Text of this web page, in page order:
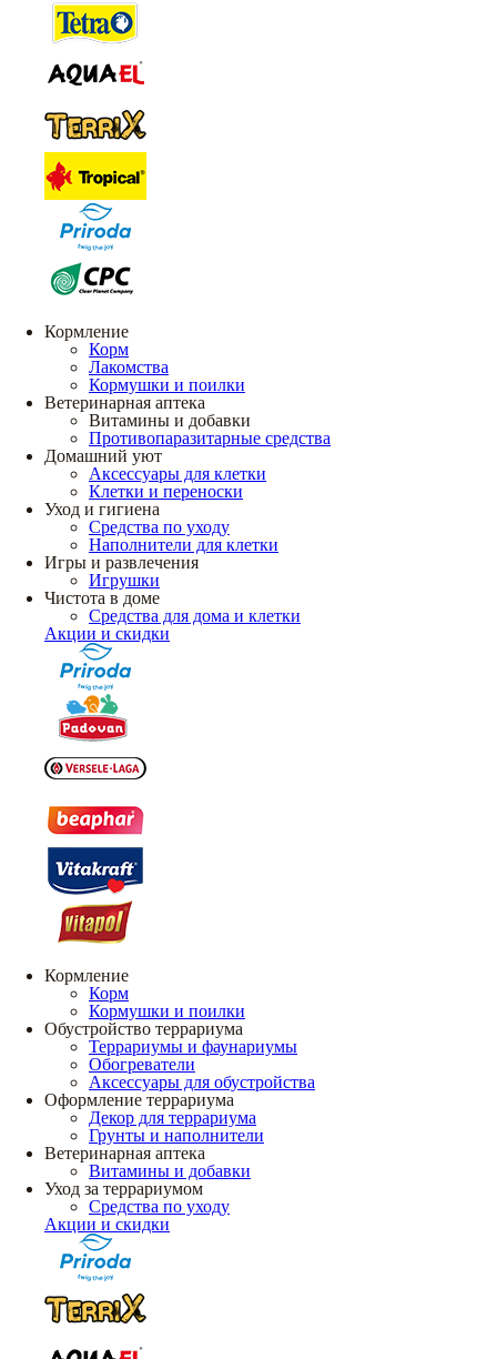
Кормление
Корм
Лакомства
Кормушки и поилки
Ветеринарная аптека
Витамины и добавки
Противопаразитарные средства
Домашний уют
Аксессуары для клетки
Клетки и переноски
Уход и гигиена
Средства по уходу
Наполнители для клетки
Игры и развлечения
Игрушки
Чистота в доме
Средства для дома и клетки
Акции и скидки
Кормление
Корм
Кормушки и поилки
Обустройство террариума
Террариумы и фаунариумы
Обогреватели
Аксессуары для обустройства
Оформление террариума
Декор для террариума
Грунты и наполнители
Ветеринарная аптека
Витамины и добавки
Уход за террариумом
Средства по уходу
Акции и скидки